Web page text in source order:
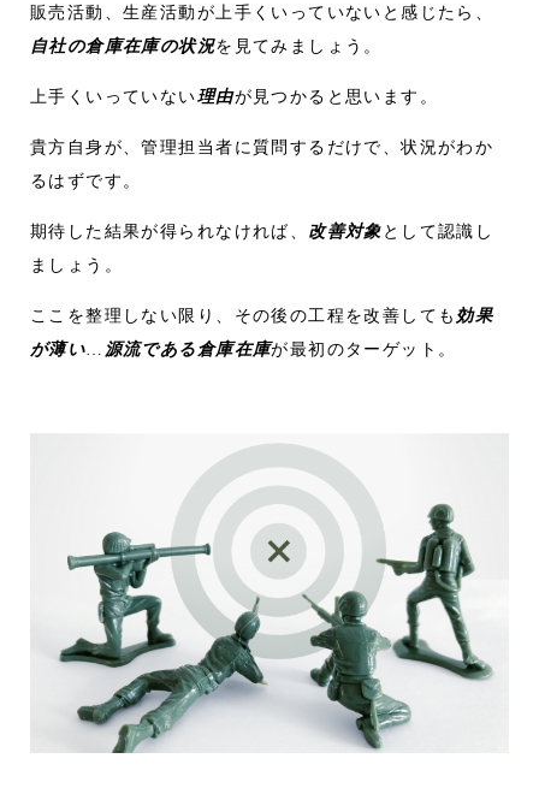
販売活動、生産活動が上手くいっていないと感じたら、
自社の倉庫在庫の状況を見てみましょう。
上手くいっていない理由が見つかると思います。
貴方自身が、管理担当者に質問するだけで、状況がわか
るはずです。
期待した結果が得られなければ、 改善対象として認識し
ましょう。
ここを整理しない限り、その後の工程を改善しても 効果
が薄い
源流である倉庫在庫が最初のターゲット。